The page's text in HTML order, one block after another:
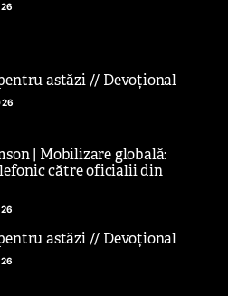
astăzi // Devoțional
| Mobilizare globală:
către oficialii din
astăzi // Devoțional